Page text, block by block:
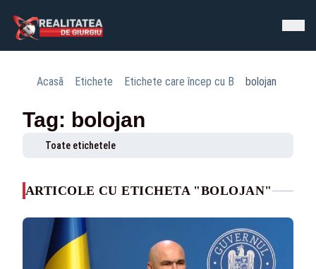
Acasă Etichete Etichete care încep cu B bolojan
Tag: bolojan
Toate etichetele
ARTICOLE CU ETICHETA "BOLOJAN"